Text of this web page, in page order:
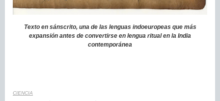
Texto en sánscrito, una de las lenguas indoeuropeas que más
expansión antes de convertirse en lengua ritual en la India
contemporánea
CIENCIA